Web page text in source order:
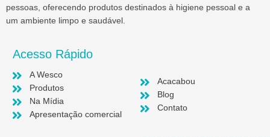
pessoas, oferecendo produtos destinados à higiene pessoal e a
um ambiente limpo e saudável.
Acesso Rápido
A Wesco
Produtos
Na Mídia
Apresentação comercial
Acacabou
Blog
Contato